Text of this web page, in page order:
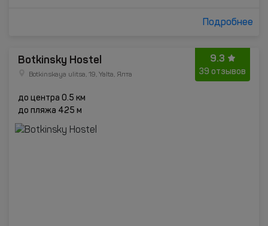
Подробнее
9.3
39 отзывов
Botkinsky Hostel
Botkinskaya ulitsa, 19, Yalta, Ялта
до центра 0.5 км
до пляжа 425 м